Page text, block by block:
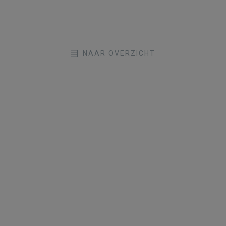
NAAR OVERZICHT